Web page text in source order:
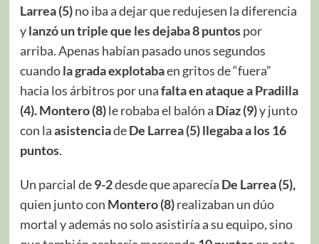
Larrea (5)no iba a dejar que redujesen la diferencia
ylanzó un triple que les dejaba 8 puntospor
arriba. Apenas habían pasado unos segundos
cuandola grada explotabaen gritos de “fuera”
hacia los árbitros por unafalta en ataque a Pradilla
(4). Montero (8)le robaba el balón a Díaz (9)y junto
con laasistenciadeDe Larrea (5) llegaba a los 16
puntos.
Un parcial de9-2desde que aparecía De Larrea (5),
quien junto con Montero (8)realizaban un dúo
mortal y además no solo asistiría a su equipo, sino